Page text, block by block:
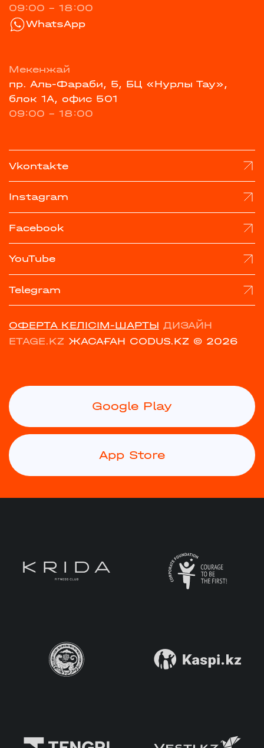
09:00 - 18:00
WhatsApp
Мекенжай
пр. Аль-Фараби, 5, БЦ «Нурлы Тау»,
блок 1А, офис 501
09:00 - 18:00
Vkontakte
Instagram
Facebook
YouTube
Telegram
ОФЕРТА КЕЛІСІМ-ШАРТЫ ДИЗАЙН
ETAGE.KZ ЖАСАҒАН CODUS.KZ © 2026
Google Play
App Store